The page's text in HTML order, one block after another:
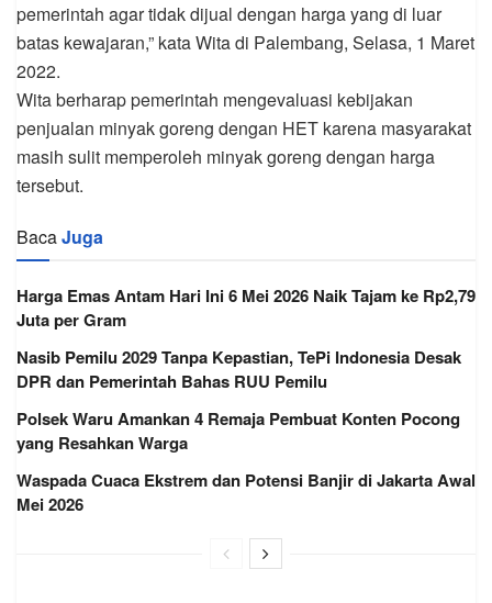
pemerintah agar tidak dijual dengan harga yang di luar
batas kewajaran,” kata Wita di Palembang, Selasa, 1 Maret
2022.
Wita berharap pemerintah mengevaluasi kebijakan
penjualan minyak goreng dengan HET karena masyarakat
masih sulit memperoleh minyak goreng dengan harga
tersebut.
BacaJuga
Harga Emas Antam Hari Ini 6 Mei 2026 Naik Tajam ke Rp2,79
Juta per Gram
Nasib Pemilu 2029 Tanpa Kepastian, TePi Indonesia Desak
DPR dan Pemerintah Bahas RUU Pemilu
Polsek Waru Amankan 4 Remaja Pembuat Konten Pocong
yang Resahkan Warga
Waspada Cuaca Ekstrem dan Potensi Banjir di Jakarta Awal
Mei 2026